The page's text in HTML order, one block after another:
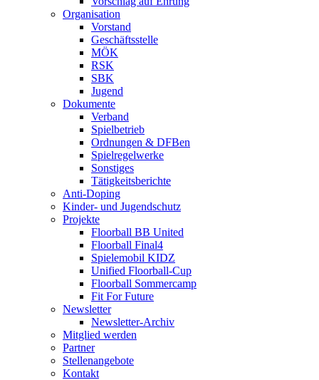
Organisation
Vorstand
Geschäftsstelle
MÖK
RSK
SBK
Jugend
Dokumente
Verband
Spielbetrieb
Ordnungen & DFBen
Spielregelwerke
Sonstiges
Tätigkeitsberichte
Anti-Doping
Kinder- und Jugendschutz
Projekte
Floorball BB United
Floorball Final4
Spielemobil KIDZ
Unified Floorball-Cup
Floorball Sommercamp
Fit For Future
Newsletter
Newsletter-Archiv
Mitglied werden
Partner
Stellenangebote
Kontakt